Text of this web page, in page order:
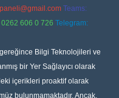
Teams:
606 0 726 Telegram:
Bilgi Teknolojileri ve
bir Yer Sağlayıcı olarak
içerikleri proaktif olarak
bulunmamaktadır. Ancak,